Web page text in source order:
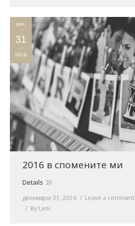
дек.
31
2016
2016 в спомените ми
Details
декември 31, 2016 Leave a comment
By Leni